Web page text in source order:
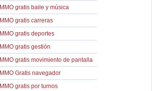
MMO gratis baile y música
MMO gratis carreras
MMO gratis deportes
MMO gratis gestión
MMO gratis movimiento de pantalla
MMO Gratis navegador
MMO gratis por turnos